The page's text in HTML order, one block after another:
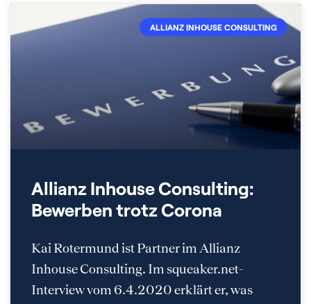
ALLIANZ INHOUSE CONSULTING
Allianz Inhouse Consulting:
Bewerben trotz Corona
Kai Rotermund ist Partner im Allianz
Inhouse Consulting. Im squeaker.net-
Interview vom 6.4.2020 erklärt er, was